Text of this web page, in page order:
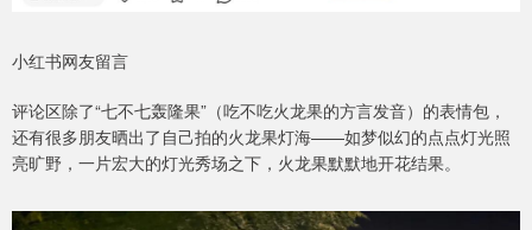
小红书网友留言
评论区除了“七不七轰隆果”（吃不吃火龙果的方言发音）的表情包，
还有很多朋友晒出了自己拍的火龙果灯海——如梦似幻的点点灯光照
亮旷野，一片宏大的灯光秀场之下，火龙果默默地开花结果。